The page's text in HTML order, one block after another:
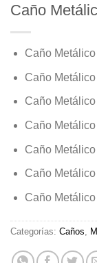
Caño
Caño
Caño
Caño
Caño
Caño
Caño
Caño
Categorías: Caños